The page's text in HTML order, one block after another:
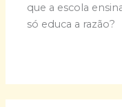
que a escola
só educa a razão?